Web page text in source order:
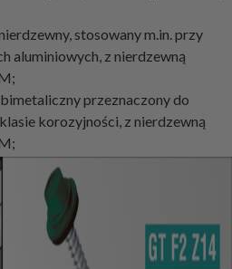
stosowany m.in. przy
aluminiowych, z nierdzewną
przeznaczony do
korozyjności, z nierdzewną